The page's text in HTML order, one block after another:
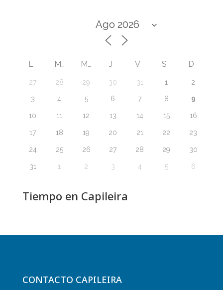
L M M J V S D
27 28 29 30 31 1 2
3 4 5 6 7 8 9
10 11 12 13 14 15 16
17 18 19 20 21 22 23
24 25 26 27 28 29 30
31 1 2 3 4 5 6
Tiempo en Capileira
CONTACTO CAPILEIRA